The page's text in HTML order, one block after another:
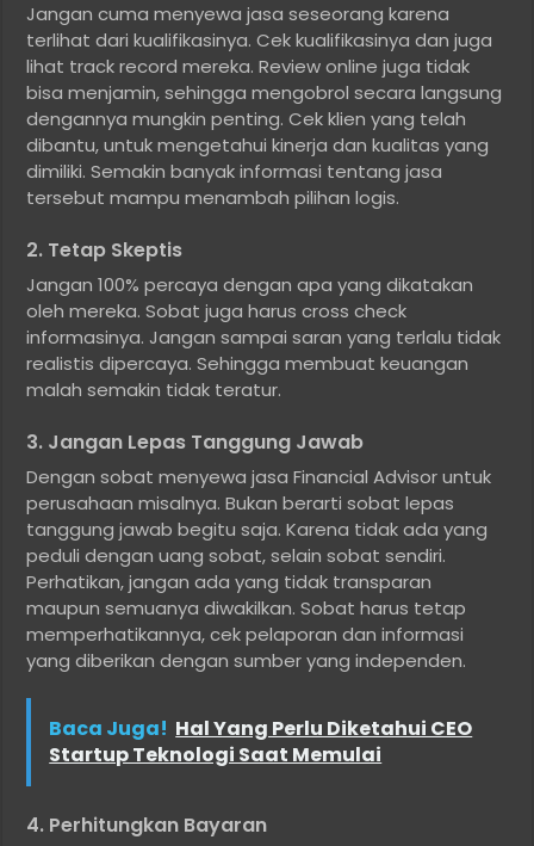
Jangan cuma menyewa jasa seseorang karena
terlihat dari kualifikasinya. Cek kualifikasinya dan juga
lihat track record mereka. Review online juga tidak
bisa menjamin, sehingga mengobrol secara langsung
dengannya mungkin penting. Cek klien yang telah
dibantu, untuk mengetahui kinerja dan kualitas yang
dimiliki. Semakin banyak informasi tentang jasa
tersebut mampu menambah pilihan logis.
2. Tetap Skeptis
Jangan 100% percaya dengan apa yang dikatakan
oleh mereka. Sobat juga harus cross check
informasinya. Jangan sampai saran yang terlalu tidak
realistis dipercaya. Sehingga membuat keuangan
malah semakin tidak teratur.
3. Jangan Lepas Tanggung Jawab
Dengan sobat menyewa jasa Financial Advisor untuk
perusahaan misalnya. Bukan berarti sobat lepas
tanggung jawab begitu saja. Karena tidak ada yang
peduli dengan uang sobat, selain sobat sendiri.
Perhatikan, jangan ada yang tidak transparan
maupun semuanya diwakilkan. Sobat harus tetap
memperhatikannya, cek pelaporan dan informasi
yang diberikan dengan sumber yang independen.
Baca Juga! Hal Yang Perlu Diketahui CEO
Startup Teknologi Saat Memulai
4. Perhitungkan Bayaran